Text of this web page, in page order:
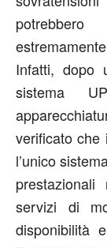
Infatti, dopo
sistema
verificato che
l’unico
servizi di
disponibilità